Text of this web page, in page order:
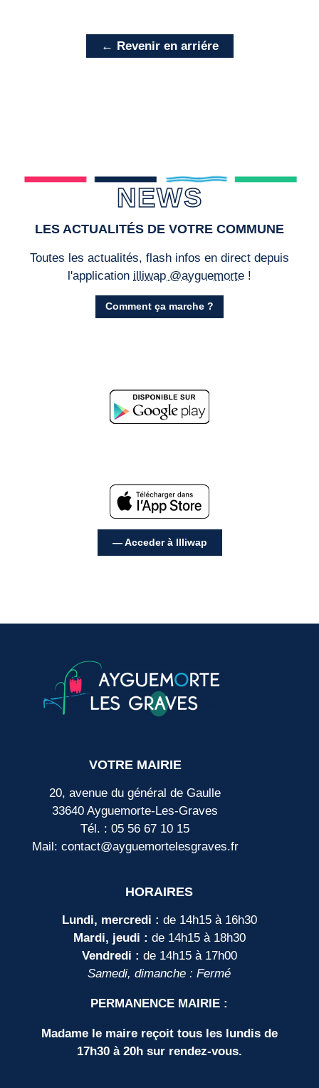
← Revenir en arriére
NEWS
LES ACTUALITÉS DE VOTRE COMMUNE
Toutes les actualités, flash infos en direct depuis
l'application illiwap @ayguemorte !
Comment ça marche ?
— Acceder à Illiwap
VOTRE MAIRIE
20, avenue du général de Gaulle
33640 Ayguemorte-Les-Graves
Tél. : 05 56 67 10 15
Mail: contact@ayguemortelesgraves.fr
HORAIRES
Lundi, mercredi : de 14h15 à 16h30
Mardi, jeudi : de 14h15 à 18h30
Vendredi : de 14h15 à 17h00
Samedi, dimanche : Fermé
PERMANENCE MAIRIE :
Madame le maire reçoit tous les lundis de
17h30 à 20h sur rendez-vous.